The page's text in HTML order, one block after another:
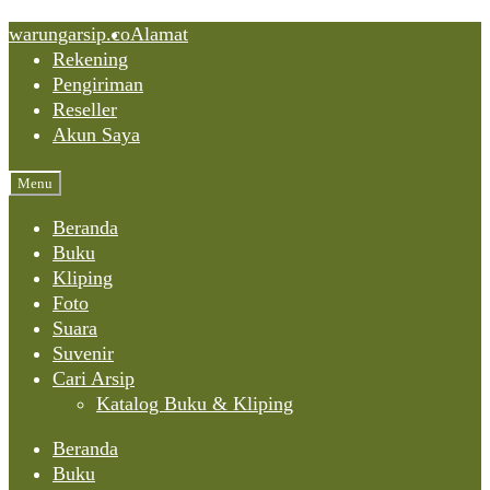
Skip
content
Skip
navigation
Skip
content
warungarsip.coAlamat
Rekening
Pengiriman
Reseller
Akun Saya
Menu
Beranda
Buku
Kliping
Foto
Suara
Suvenir
Cari Arsip
Katalog Buku & Kliping
Beranda
Buku